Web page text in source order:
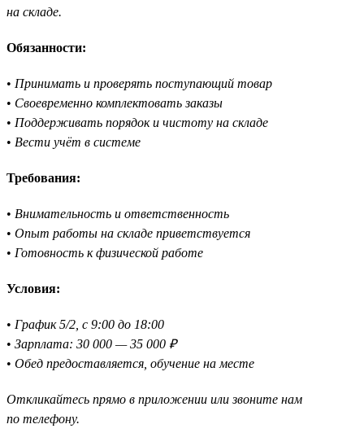
на складе.
Обязанности:
• Принимать и проверять поступающий товар
• Своевременно комплектовать заказы
• Поддерживать порядок и чистоту на складе
• Вести учёт в системе
Требования:
• Внимательность и ответственность
• Опыт работы на складе приветствуется
• Готовность к физической работе
Условия:
• График 5/2, с 9:00 до 18:00
• Зарплата: 30 000 — 35 000 ₽
• Обед предоставляется, обучение на месте
Откликайтесь прямо в приложении или звоните нам
по телефону.